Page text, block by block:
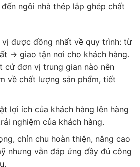
ngôi nhà thép lắp ghép chất
vị được đồng nhất về quy trình: từ
→ giao tận nơi cho khách hàng.
cứ đơn vị trung gian nào nên
về chất lượng sản phẩm, tiết
lợi ích của khách hàng lên hàng
nghiệm của khách hàng.
chỉn chu hoàn thiện, nâng cao
nhưng vẫn đáp ứng đầy đủ công